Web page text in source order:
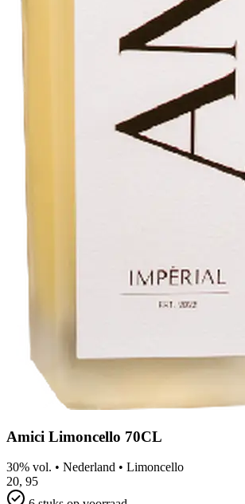
Amici Limoncello 70CL
30% vol. • Nederland • Limoncello
20, 95